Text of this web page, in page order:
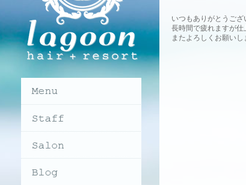
いつもありがとうござ
長時間で疲れますが仕
またよろしくお願いし